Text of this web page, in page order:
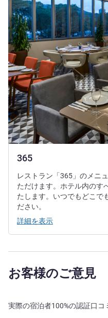
365
レストラン「365」のメニ
ただけます。ホテル内のす
たします。いつでもどこで
ださい。
詳細を表示
お客様のご意見
実際の宿泊者100%の認証口コ